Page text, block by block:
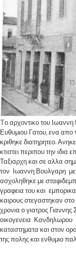
Tο αρχοντικο του
Ευθυμιου Γατου, ενα
κριθηκε διατηρητεο.
κτιστει περιπου την
Ταξιαρχη και σε αλλα
τον Ιωαννη Βουλγαρη
ασχοληθηκε με
γραφεια του και
καιρους στεγαστηκαν στο
χρονια ο γιατρος
οικογενεια Κανδηλωρου
καταστηματα και στον
της πολης και ενθυμιο